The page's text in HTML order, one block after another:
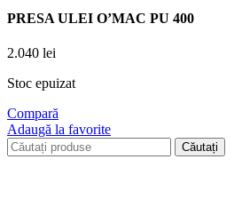
PRESA ULEI O’MAC PU 400
2.040 lei
Stoc epuizat
Compară
Adaugă la favorite
Căutați